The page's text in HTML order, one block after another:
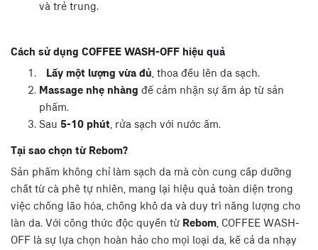
và trẻ trung.
Cách sử dụng COFFEE WASH-OFF hiệu quả
Lấy một lượng vừa đủ, thoa đều lên da sạch.
Massage nhẹ nhàng để cảm nhận sự ấm áp từ sản
phẩm.
Sau 5-10 phút, rửa sạch với nước ấm.
Tại sao chọn từ Rebom?
Sản phẩm không chỉ làm sạch da mà còn cung cấp dưỡng
chất từ cà phê tự nhiên, mang lại hiệu quả toàn diện trong
việc chống lão hóa, chống khô da và duy trì năng lượng cho
làn da. Với công thức độc quyền từ Rebom, COFFEE WASH-
OFF là sự lựa chọn hoàn hảo cho mọi loại da, kể cả da nhạy